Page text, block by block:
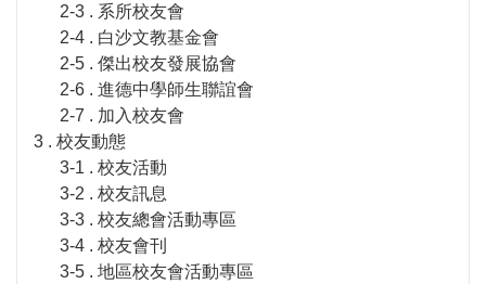
2-3 . 系所校友會
2-4 . 白沙文教基金會
2-5 . 傑出校友發展協會
2-6 . 進德中學師生聯誼會
2-7 . 加入校友會
3 . 校友動態
3-1 . 校友活動
3-2 . 校友訊息
3-3 . 校友總會活動專區
3-4 . 校友會刊
3-5 . 地區校友會活動專區